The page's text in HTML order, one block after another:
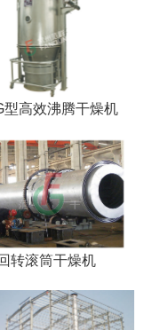
型高效沸腾干燥机
转滚筒干燥机